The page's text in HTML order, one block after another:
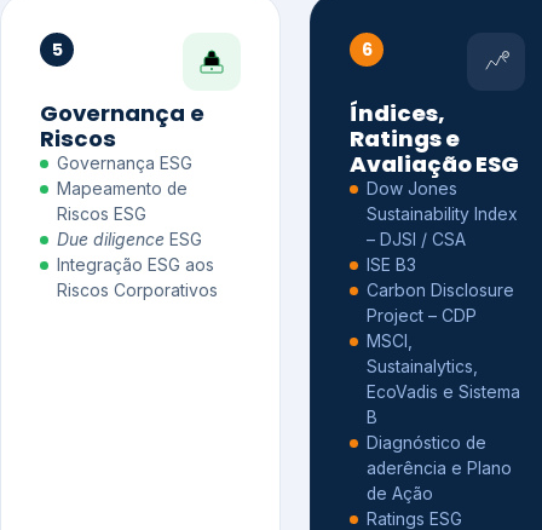
5
Governança e
Riscos
Governança ESG
Mapeamento de
Riscos ESG
Due diligence ESG
Integração ESG aos
Riscos Corporativos
6
Índices,
Ratings e
Avaliação ESG
Dow Jones
Sustainability Index
– DJSI / CSA
ISE B3
Carbon Disclosure
Project – CDP
MSCI,
Sustainalytics,
EcoVadis e Sistema
B
Diagnóstico de
aderência e Plano
de Ação
Ratings ESG